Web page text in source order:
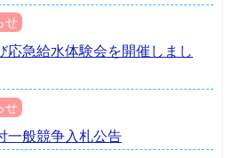
せ
応急給水体験会を開催しまし
せ
般競争入札公告